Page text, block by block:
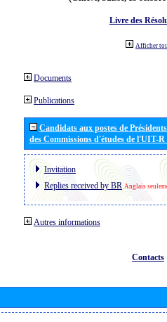
Livre des
Afficher
Documents
Publications
Candidats aux postes de
des Commissions d'études de l'UIT-
Invitation
Replies received by BR Anglais
Autres informations
Contacts